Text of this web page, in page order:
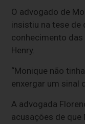
O advogado de
insistiu na tese de
conhecimento
Henry.
“Monique não
enxergar um sinal
A advogada
acusações de